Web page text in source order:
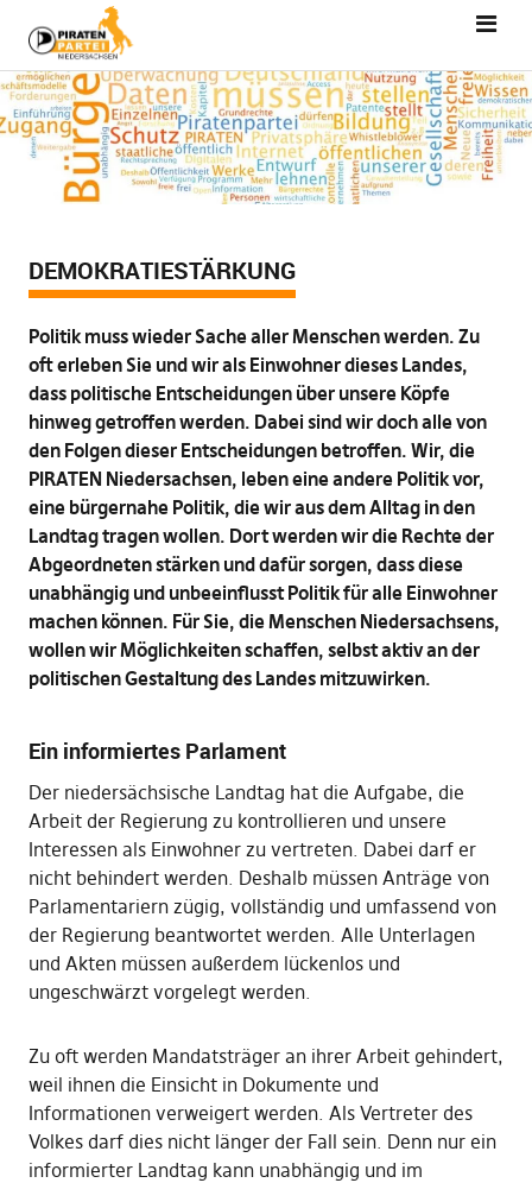
DEMOKRATIESTÄRKUNG
Politik muss wieder Sache aller Menschen werden. Zu
oft erleben Sie und wir als Einwohner dieses Landes,
dass politische Entscheidungen über unsere Köpfe
hinweg getroffen werden. Dabei sind wir doch alle von
den Folgen dieser Entscheidungen betroffen. Wir, die
PIRATEN Niedersachsen, leben eine andere Politik vor,
eine bürgernahe Politik, die wir aus dem Alltag in den
Landtag tragen wollen. Dort werden wir die Rechte der
Abgeordneten stärken und dafür sorgen, dass diese
unabhängig und unbeeinflusst Politik für alle Einwohner
machen können. Für Sie, die Menschen Niedersachsens,
wollen wir Möglichkeiten schaffen, selbst aktiv an der
politischen Gestaltung des Landes mitzuwirken.
Ein informiertes Parlament
Der niedersächsische Landtag hat die Aufgabe, die
Arbeit der Regierung zu kontrollieren und unsere
Interessen als Einwohner zu vertreten. Dabei darf er
nicht behindert werden. Deshalb müssen Anträge von
Parlamentariern zügig, vollständig und umfassend von
der Regierung beantwortet werden. Alle Unterlagen
und Akten müssen außerdem lückenlos und
ungeschwärzt vorgelegt werden.
Zu oft werden Mandatsträger an ihrer Arbeit gehindert,
weil ihnen die Einsicht in Dokumente und
Informationen verweigert werden. Als Vertreter des
Volkes darf dies nicht länger der Fall sein. Denn nur ein
informierter Landtag kann unabhängig und im